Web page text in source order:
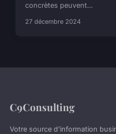
concrètes peuvent...
27 décembre 2024
C9Consulting
Votre source d'information